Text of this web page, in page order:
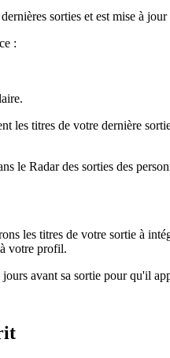
sorties et est mise à
:
les titres de votre dernière
le Radar des sorties des
les titres de votre sortie à
votre profil.
avant sa sortie pour qu'il